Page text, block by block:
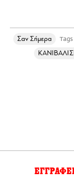
Σαν Σήμερα Tags